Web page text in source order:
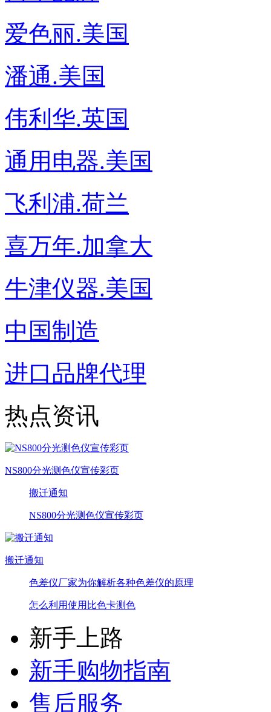
爱色丽.美国
潘通.美国
伟利华.英国
通用电器.美国
飞利浦.荷兰
喜万年.加拿大
牛津仪器.美国
中国制造
进口品牌代理
热点资讯
NS800分光测色仪宣传彩页
搬迁通知
NS800分光测色仪宣传彩页
搬迁通知
色差仪厂家为你解析各种色差仪的原理
怎么利用使用比色卡测色
新手上路
新手购物指南
售后服务